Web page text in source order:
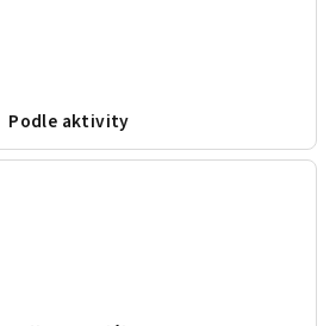
Podle aktivity